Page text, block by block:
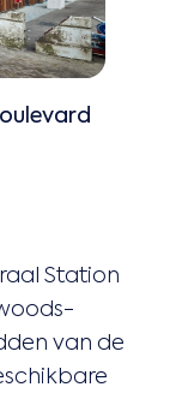
Station
van de